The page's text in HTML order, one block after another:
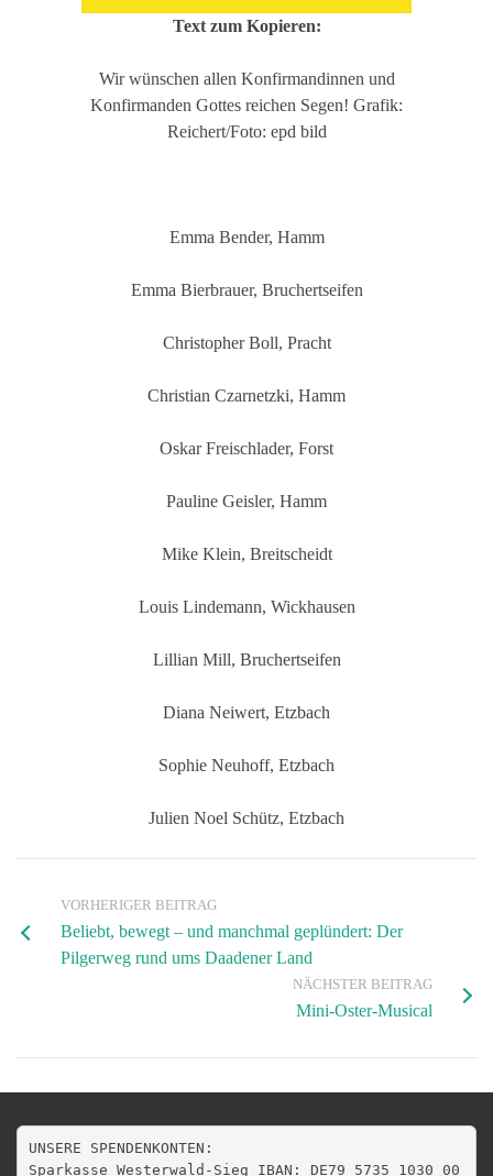
Text zum Kopieren:
Wir wünschen allen Konfirmandinnen und
Konfirmanden Gottes reichen Segen! Grafik:
Reichert/Foto: epd bild
Emma Bender, Hamm
Emma Bierbrauer, Bruchertseifen
Christopher Boll, Pracht
Christian Czarnetzki, Hamm
Oskar Freischlader, Forst
Pauline Geisler, Hamm
Mike Klein, Breitscheidt
Louis Lindemann, Wickhausen
Lillian Mill, Bruchertseifen
Diana Neiwert, Etzbach
Sophie Neuhoff, Etzbach
Julien Noel Schütz, Etzbach
VORHERIGER BEITRAG
Beliebt, bewegt – und manchmal geplündert: Der
Pilgerweg rund ums Daadener Land
NÄCHSTER BEITRAG
Mini-Oster-Musical
UNSERE SPENDENKONTEN:
Sparkasse Westerwald-Sieg IBAN: DE79 5735 1030 00